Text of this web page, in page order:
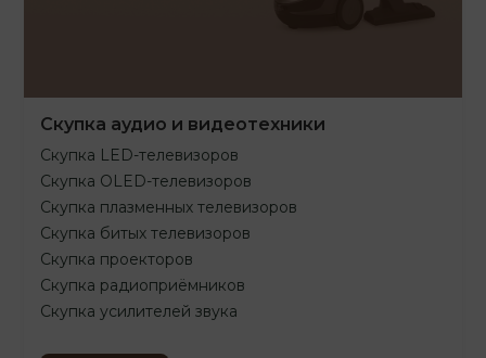
Скупка аудио и видеотехники
Скупка LED-телевизоров
Скупка OLED-телевизоров
Скупка плазменных телевизоров
Скупка битых телевизоров
Скупка проекторов
Скупка радиоприёмников
Скупка усилителей звука